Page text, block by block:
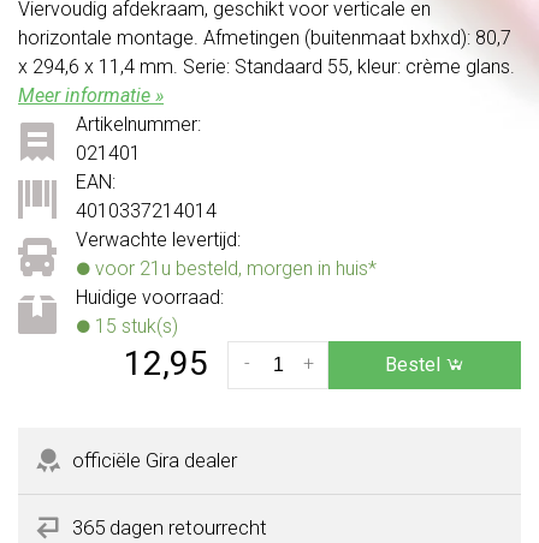
Viervoudig afdekraam, geschikt voor verticale en
horizontale montage. Afmetingen (buitenmaat bxhxd): 80,7
x 294,6 x 11,4 mm. Serie: Standaard 55, kleur: crème glans.
Meer informatie »
Verwachte levertijd:
voor 21u besteld, morgen in huis*
Huidige voorraad:
15 stuk(s)
Artikelnummer:
021401
EAN:
4010337214014
12,95 +
- Bestel
officiële Gira dealer
365 dagen retourrecht